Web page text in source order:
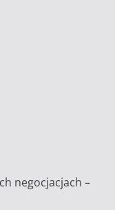
negocjacjach –